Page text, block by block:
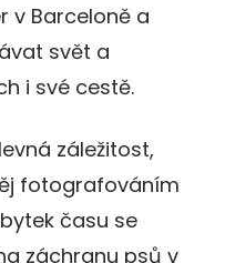
v Barceloně a
svět a
i své cestě.
záležitost,
fotografováním
času se
záchranu psů v